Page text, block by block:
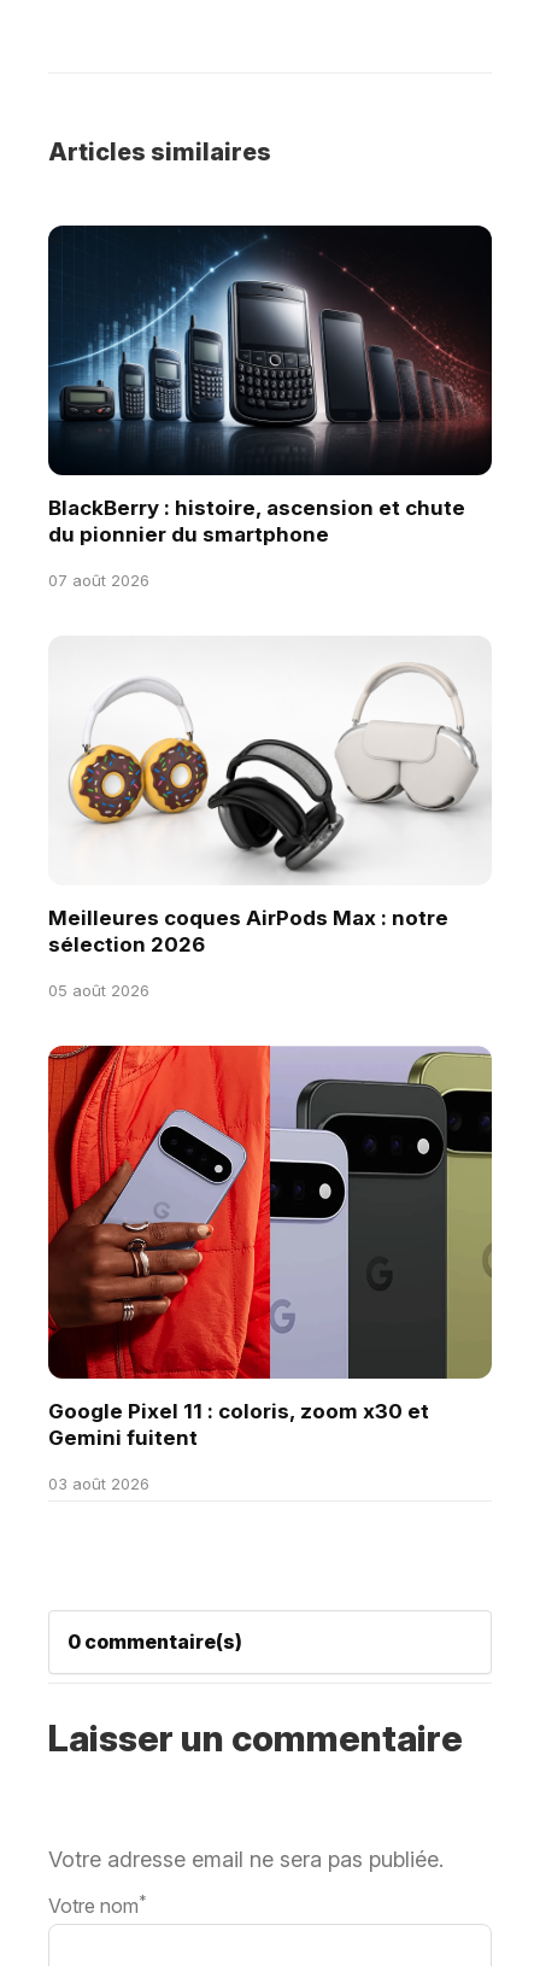
Articles similaires
BlackBerry : histoire, ascension et chute
du pionnier du smartphone
07 août 2026
Meilleures coques AirPods Max : notre
sélection 2026
05 août 2026
Google Pixel 11 : coloris, zoom x30 et
Gemini fuitent
03 août 2026
0 commentaire(s)
Laisser un commentaire
Votre adresse email ne sera pas publiée.
Votre nom*